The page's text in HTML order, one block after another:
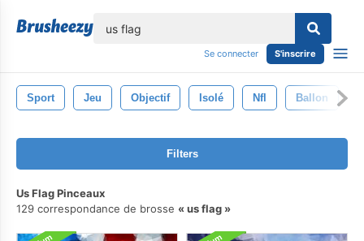
Se connecter S'inscrire
Sport Jeu Objectif Isolé Nfl Ballon
Filters
Us Flag Pinceaux
129 correspondance de brosse
us flag